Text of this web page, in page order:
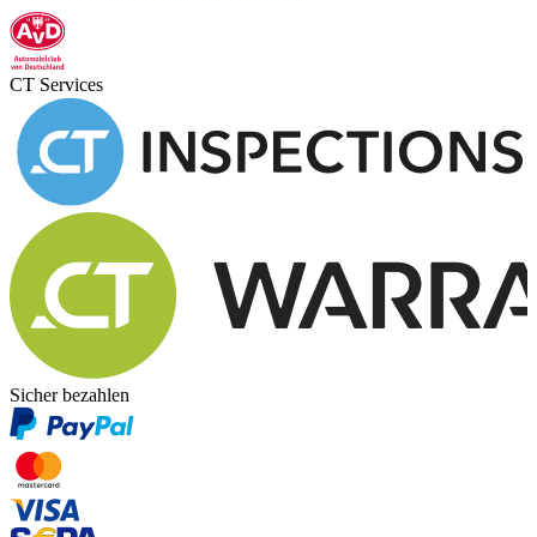
CT Services
Sicher bezahlen